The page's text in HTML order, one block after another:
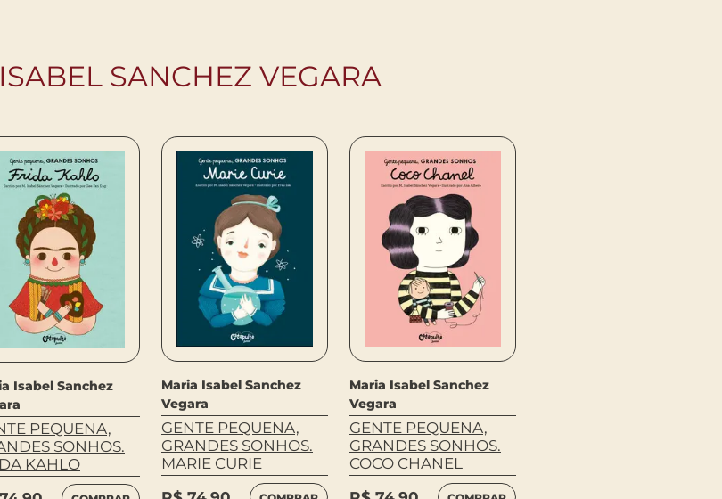
SANCHEZ VEGARA
Isabel Sanchez
PEQUENA,
SONHOS.
KAHLO
Maria Isabel Sanchez
Vegara
GENTE PEQUENA,
GRANDES SONHOS.
MARIE CURIE
Maria Isabel Sanchez
Vegara
GENTE PEQUENA,
GRANDES SONHOS.
COCO CHANEL